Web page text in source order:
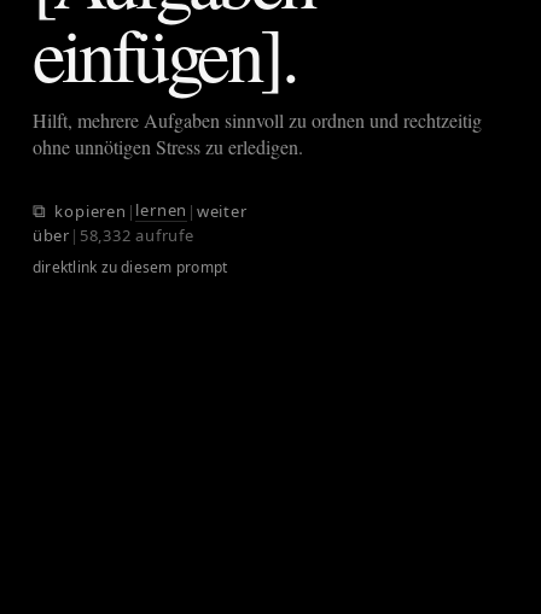
einfügen].
Hilft, mehrere Aufgaben sinnvoll zu ordnen und rechtzeitig
ohne unnötigen Stress zu erledigen.
⧉ kopieren | lernen | weiter
über | 58,332 aufrufe
direktlink zu diesem prompt